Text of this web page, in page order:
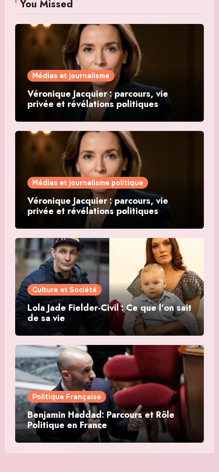
You Missed
Médias et journalisme
Véronique Jacquier : parcours, vie
privée et révélations politiques
Médias et journalisme politique
Véronique Jacquier : parcours, vie
privée et révélations politiques
Culture et Société
Lola Jade Fielder-Civil : Ce que l’on sait
de sa vie
Politique Française
Benjamin Haddad: Parcours et Rôle
Politique en France